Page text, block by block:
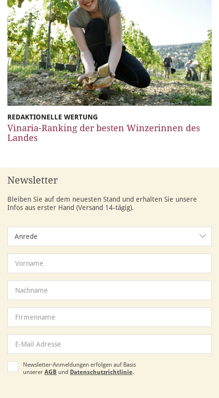
REDAKTIONELLE WERTUNG
Vinaria-Ranking der besten Winzerinnen des
Landes
Newsletter
Bleiben Sie auf dem neuesten Stand und erhalten Sie unsere
Infos aus erster Hand (Versand 14-tägig).
Anrede
Newsletter-Anmeldungen erfolgen auf Basis
unserer AGB und Datenschutzrichtlinie.